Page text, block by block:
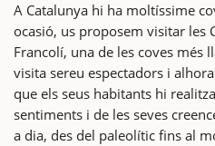
A Catalunya hi ha moltíssime
ocasió, us proposem visitar les
Francolí, una de les coves més
visita sereu espectadors i
que els seus habitants hi
sentiments i de les seves
a dia, des del paleolític fins al